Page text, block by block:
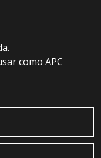
como APC